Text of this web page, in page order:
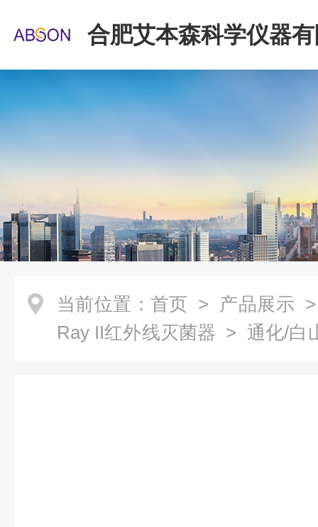
合肥艾本森科学仪器
当前位置： 首页 > 产品展示
Ray II红外线灭菌器 > 通化/白